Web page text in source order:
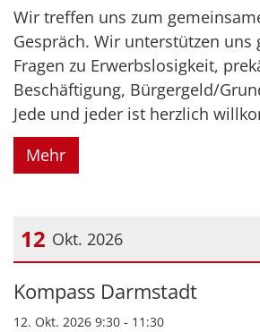
Wir treffen uns zum
Gespräch. Wir unterstützen uns
Fragen zu Erwerbslosigkeit,
Beschäftigung, Bürgergeld/
Jede und jeder ist herzlich
Mehr
12 Okt. 2026
Datum: 12. Oktober 2026
Kompass Darmstadt
12. Okt. 2026 9:30 - 11:30